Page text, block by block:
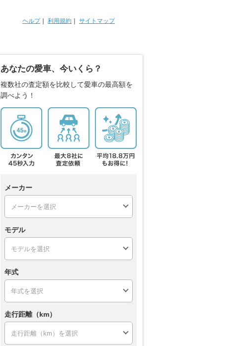
ヘルプ｜ 利用規約 サイトマップ
あなたの愛車、今いくら？
複数社の査定額を比較して愛車の最高額を
調べよう！
メーカー
モデル
年式
走行距離（km）